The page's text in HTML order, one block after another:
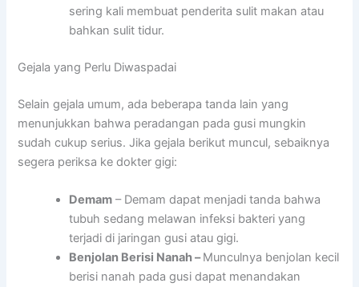
sering kali membuat penderita sulit makan atau
bahkan sulit tidur.
Gejala yang Perlu Diwaspadai
Selain gejala umum, ada beberapa tanda lain yang
menunjukkan bahwa peradangan pada gusi mungkin
sudah cukup serius. Jika gejala berikut muncul, sebaiknya
segera periksa ke dokter gigi:
Demam – Demam dapat menjadi tanda bahwa
tubuh sedang melawan infeksi bakteri yang
terjadi di jaringan gusi atau gigi.
Benjolan Berisi Nanah –Munculnya benjolan kecil
berisi nanah pada gusi dapat menandakan